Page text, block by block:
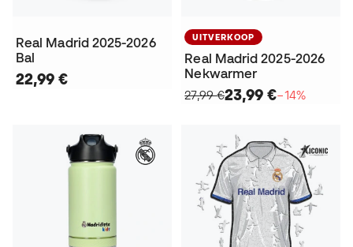
Real Madrid 2025-2026
Bal
22,99 €
UITVERKOOP
Real Madrid 2025-2026
Nekwarmer
27,99 €23,99 €−14%